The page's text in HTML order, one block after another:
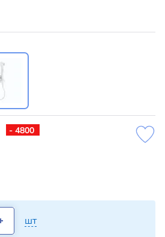
- 4800
шт